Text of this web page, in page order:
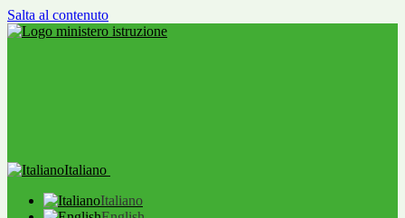
Salta al contenuto
Italiano
Italiano